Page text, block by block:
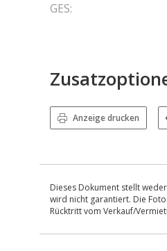
GES:
Anzeige drucken
Dieses Dokument stellt
wird nicht garantiert. Die
Rücktritt vom Verkauf/